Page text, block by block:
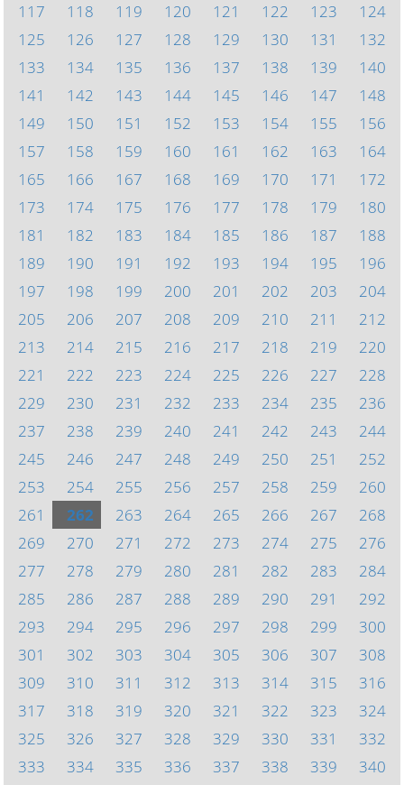
117
118 119 120 121 122 123
124
125
126 127 128 129 130 131
132
133
134 135 136 137 138 139
140
141
142 143 144 145 146 147
148
149
150 151 152 153 154 155
156
157
158 159 160 161 162 163
164
165
166 167 168 169 170 171
172
173
174 175 176 177 178 179
180
181
182 183 184 185 186 187
188
189
190 191 192 193 194 195
196
197
198 199 200 201 202 203
204
205
206 207 208 209 210 211
212
213
214 215 216 217 218 219
220
221
222 223 224 225 226 227
228
229
230 231 232 233 234 235
236
237
238 239 240 241 242 243
244
245
246 247 248 249 250 251
252
253
254 255 256 257 258 259
260
261
262 263 264 265 266 267
268
269
270 271 272 273 274 275
276
277
278 279 280 281 282 283
284
285
286 287 288 289 290 291
292
293
294 295 296 297 298 299
300
301
302 303 304 305 306 307
308
309
310 311 312 313 314 315
316
317
318 319 320 321 322 323
324
325
326 327 328 329 330 331
332
333
334 335 336 337 338 339
340